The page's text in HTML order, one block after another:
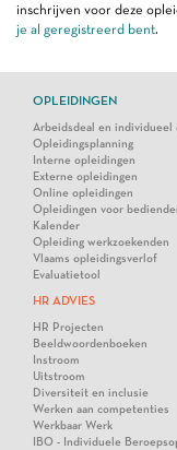
inschrijven voor deze
je al geregistreerd bent.
OPLEIDINGEN
Arbeidsdeal en individueel
Opleidingsplanning
Interne opleidingen
Externe opleidingen
Online opleidingen
Opleidingen voor
Kalender
Opleiding werkzoekenden
Vlaams opleidingsverlof
Evaluatietool
HR ADVIES
HR Projecten
Beeldwoordenboeken
Instroom
Uitstroom
Diversiteit en inclusie
Werken aan competenties
Werkbaar Werk
IBO - Individuele